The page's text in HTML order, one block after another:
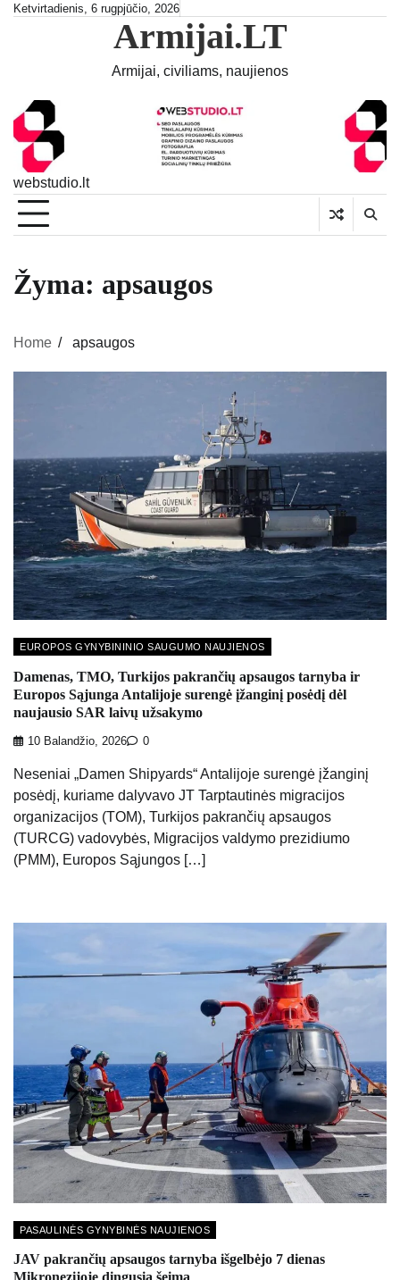
SkipKetvirtadienis, 6 rugpjūčio, 2026
Armijai.LT
Armijai, civiliams, naujienos
webstudio.lt
Žyma: apsaugos
Home apsaugos
EUROPOS GYNYBININIO SAUGUMO NAUJIENOS
Damenas, TMO, Turkijos pakrančių apsaugos tarnyba ir
Europos Sąjunga Antalijoje surengė įžanginį posėdį dėl
naujausio SAR laivų užsakymo
10 Balandžio, 2026 0
Neseniai „Damen Shipyards“ Antalijoje surengė įžanginį
posėdį, kuriame dalyvavo JT Tarptautinės migracijos
organizacijos (TOM), Turkijos pakrančių apsaugos
(TURCG) vadovybės, Migracijos valdymo prezidiumo
(PMM), Europos Sąjungos […]
PASAULINĖS GYNYBINĖS NAUJIENOS
JAV pakrančių apsaugos tarnyba išgelbėjo 7 dienas